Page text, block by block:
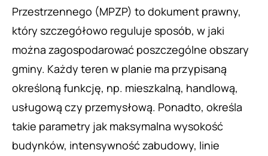
Przestrzennego (MPZP) to dokument prawny,
który szczegółowo reguluje sposób, w jaki
można zagospodarować poszczególne obszary
gminy. Każdy teren w planie ma przypisaną
określoną funkcję, np. mieszkalną, handlową,
usługową czy przemysłową. Ponadto, określa
takie parametry jak maksymalna wysokość
budynków, intensywność zabudowy, linie